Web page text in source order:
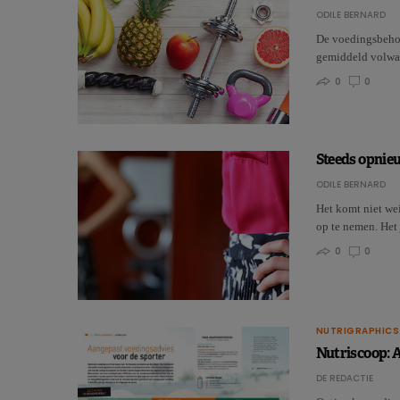
ODILE BERNARD
De
gemiddeld
0
0
Steeds
ODILE BERNARD
Het komt niet
op te nemen.
0
0
NUTRIGRAPHICS
Nutriscoop:
DE REDACTIE